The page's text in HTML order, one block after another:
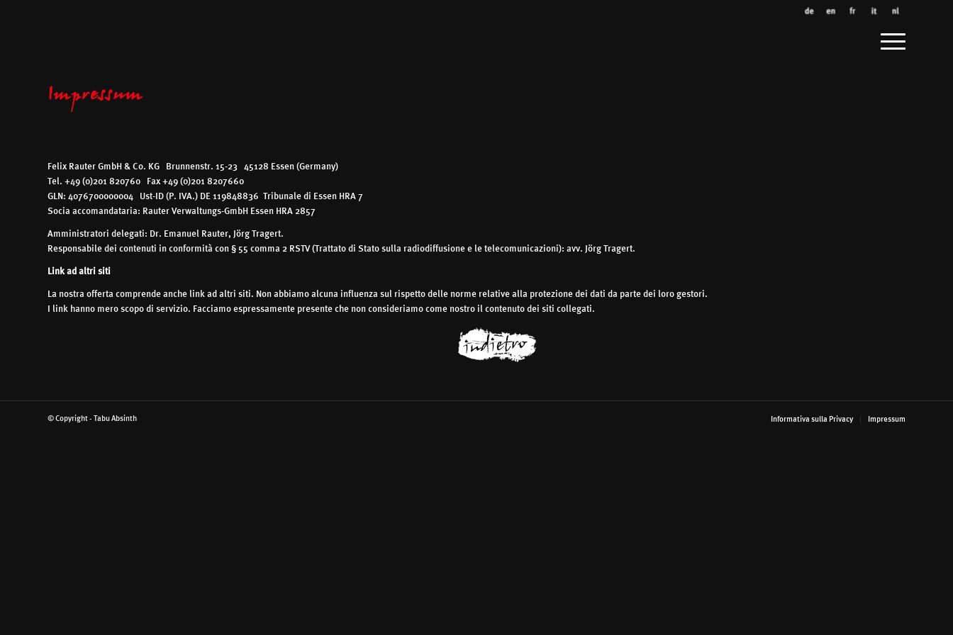
Impressum
Felix Rauter GmbH & Co. KG Brunnenstr. 15-23 45128 Essen (Germany)
Tel. +49 (0)201 820760 Fax +49 (0)201 8207660
GLN: 4076700000004 Ust-ID (P. IVA.) DE 119848836 Tribunale di Essen HRA 7
Socia accomandataria: Rauter Verwaltungs-GmbH Essen HRA 2857
Amministratori delegati: Dr. Emanuel Rauter, Jörg Tragert.
Responsabile dei contenuti in conformità con § 55 comma 2 RSTV (Trattato di Stato sulla radiodiffusione e le telecomunicazioni): avv. Jörg Tragert.
Link ad altri siti
La nostra offerta comprende anche link ad altri siti. Non abbiamo alcuna influenza sul rispetto delle norme relative alla protezione dei dati da parte dei loro gestori.
I link hanno mero scopo di servizio. Facciamo espressamente presente che non consideriamo come nostro il contenuto dei siti collegati.
© Copyright - Tabu Absinth Informativa sulla Privacy Impressum